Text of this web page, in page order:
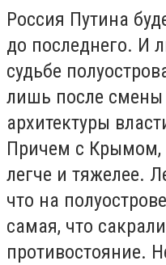
Россия Путина
до последнего. И
судьбе
лишь после
архитектуры
Причем с Крымом,
легче и тяжелее.
что на
самая, что
противостояние.